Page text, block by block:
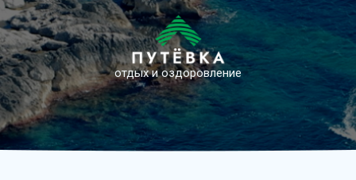
отдых и оздоровление